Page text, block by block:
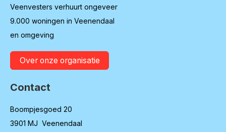
Veenvesters verhuurt ongeveer
9.000 woningen in Veenendaal
en omgeving
Over onze organisatie
Contact
Boompjesgoed 20
3901 MJ Veenendaal